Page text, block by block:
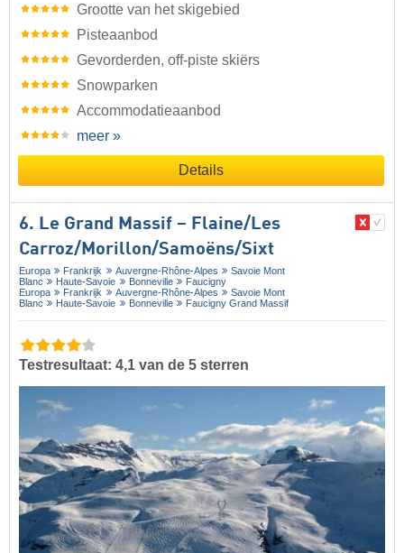
Grootte van het skigebied
Pisteaanbod
Gevorderden, off-piste skiërs
Snowparken
Accommodatieaanbod
meer »
Details
6. Le Grand Massif – Flaine/​Les
Carroz/​Morillon/​Samoëns/​Sixt
Europa Frankrijk Auvergne-Rhône-Alpes
Savoie Mont
Blanc
Haute-Savoie Bonneville
Faucigny
Europa
Frankrijk Auvergne-Rhône-Alpes
Savoie Mont
Blanc
Haute-Savoie Bonneville Faucigny Grand Massif
Testresultaat: 4,1 van de 5 sterren